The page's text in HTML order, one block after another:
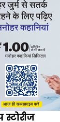
स्टोरीज